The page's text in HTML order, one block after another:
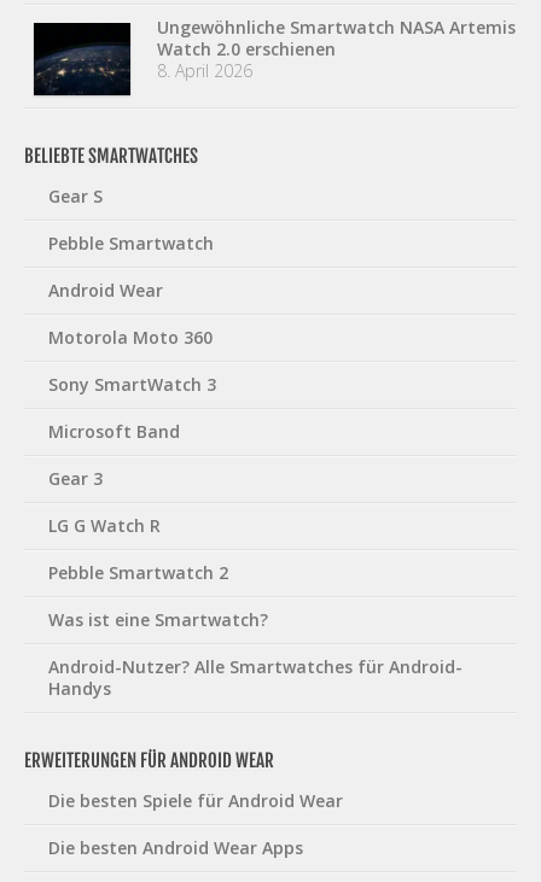
Ungewöhnliche Smartwatch NASA Artemis
Watch 2.0 erschienen
8. April 2026
BELIEBTE SMARTWATCHES
Gear S
Pebble Smartwatch
Android Wear
Motorola Moto 360
Sony SmartWatch 3
Microsoft Band
Gear 3
LG G Watch R
Pebble Smartwatch 2
Was ist eine Smartwatch?
Android-Nutzer? Alle Smartwatches für Android-
Handys
ERWEITERUNGEN FÜR ANDROID WEAR
Die besten Spiele für Android Wear
Die besten Android Wear Apps